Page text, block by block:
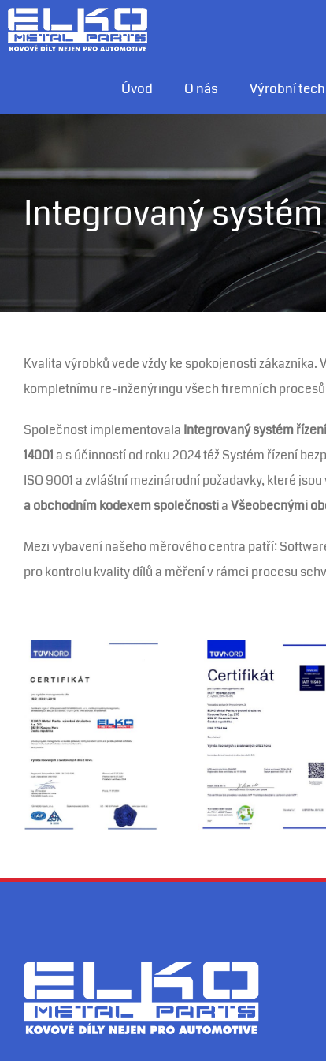
Skip
to
Úvod O nás Výrobní
Integrovaný
Kvalita výrobků vede vždy ke spokojenosti
kompletnímu re-inženýringu všech firemních
Společnost implementovala Integrovaný systém
14001a s účinností od roku 2024 též Systém řízení
ISO 9001 a zvláštní mezinárodní požadavky, které
a obchodním kodexem společnostiaVšeobecnými
Mezi vybavení našeho měrového centra patří:
pro kontrolu kvality dílů a měření v rámci procesu